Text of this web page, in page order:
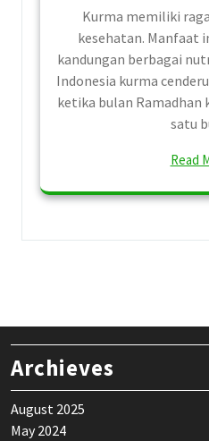
Kurma memiliki
kesehatan. Manfaat
kandungan berbagai
Indonesia kurma
ketika bulan Ramadhan
satu
Read
Archieves
August 2025
May 2024